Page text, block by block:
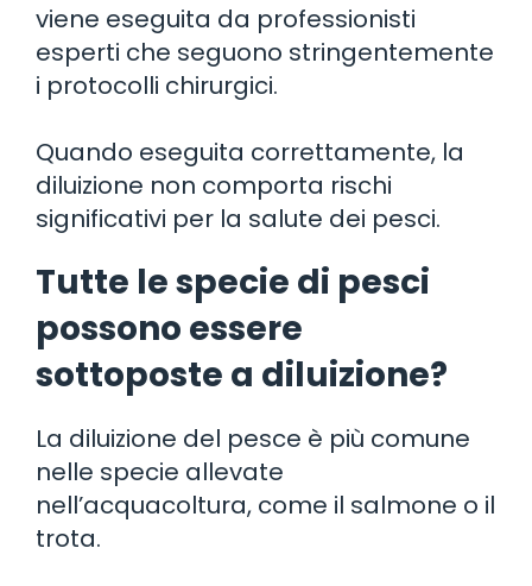
viene eseguita da professionisti
esperti che seguono stringentemente
i protocolli chirurgici.
Quando eseguita correttamente, la
diluizione non comporta rischi
significativi per la salute dei pesci.
Tutte le specie di pesci
possono essere
sottoposte a diluizione?
La diluizione del pesce è più comune
nelle specie allevate
nell’acquacoltura, come il salmone o il
trota.